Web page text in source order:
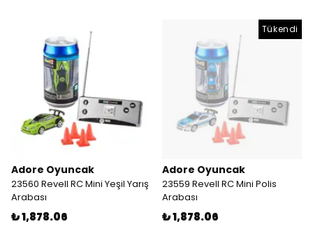
Adore Oyuncak
23560 Revell RC Mini Yeşil Yarış
Arabası
₺ 1,878.06
Tükendi
Adore Oyuncak
23559 Revell RC Mini Polis
Arabası
₺ 1,878.06